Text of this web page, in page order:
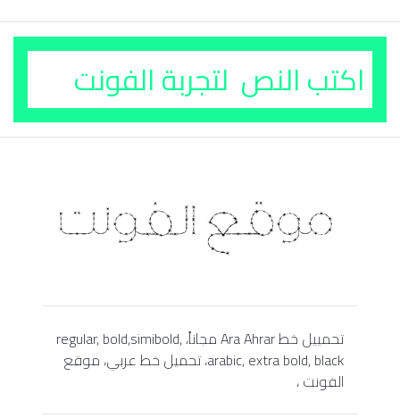
تحمييل خط Ara Ahrar مجاناً، regular, bold,simibold,
arabic, extra bold, black، تحميل خط عربي، موقع
الفونت ،